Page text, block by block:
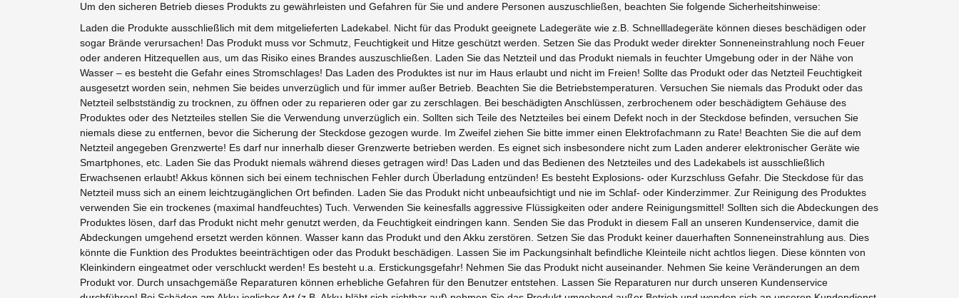
Um den sicheren Betrieb dieses Produkts zu gewährleisten und Gefahren für Sie und andere Personen auszuschließen, beachten Sie folgende Sicherheitshinweise:
Laden die Produkte ausschließlich mit dem mitgelieferten Ladekabel. Nicht für das Produkt geeignete Ladegeräte wie z.B. Schnellladegeräte können dieses beschädigen oder
sogar Brände verursachen! Das Produkt muss vor Schmutz, Feuchtigkeit und Hitze geschützt werden. Setzen Sie das Produkt weder direkter Sonneneinstrahlung noch Feuer
oder anderen Hitzequellen aus, um das Risiko eines Brandes auszuschließen. Laden Sie das Netzteil und das Produkt niemals in feuchter Umgebung oder in der Nähe von
Wasser – es besteht die Gefahr eines Stromschlages! Das Laden des Produktes ist nur im Haus erlaubt und nicht im Freien! Sollte das Produkt oder das Netzteil Feuchtigkeit
ausgesetzt worden sein, nehmen Sie beides unverzüglich und für immer außer Betrieb. Beachten Sie die Betriebstemperaturen. Versuchen Sie niemals das Produkt oder das
Netzteil selbstständig zu trocknen, zu öffnen oder zu reparieren oder gar zu zerschlagen. Bei beschädigten Anschlüssen, zerbrochenem oder beschädigtem Gehäuse des
Produktes oder des Netzteiles stellen Sie die Verwendung unverzüglich ein. Sollten sich Teile des Netzteiles bei einem Defekt noch in der Steckdose befinden, versuchen Sie
niemals diese zu entfernen, bevor die Sicherung der Steckdose gezogen wurde. Im Zweifel ziehen Sie bitte immer einen Elektrofachmann zu Rate! Beachten Sie die auf dem
Netzteil angegeben Grenzwerte! Es darf nur innerhalb dieser Grenzwerte betrieben werden. Es eignet sich insbesondere nicht zum Laden anderer elektronischer Geräte wie
Smartphones, etc. Laden Sie das Produkt niemals während dieses getragen wird! Das Laden und das Bedienen des Netzteiles und des Ladekabels ist ausschließlich
Erwachsenen erlaubt! Akkus können sich bei einem technischen Fehler durch Überladung entzünden! Es besteht Explosions- oder Kurzschluss Gefahr. Die Steckdose für das
Netzteil muss sich an einem leichtzugänglichen Ort befinden. Laden Sie das Produkt nicht unbeaufsichtigt und nie im Schlaf- oder Kinderzimmer. Zur Reinigung des Produktes
verwenden Sie ein trockenes (maximal handfeuchtes) Tuch. Verwenden Sie keinesfalls aggressive Flüssigkeiten oder andere Reinigungsmittel! Sollten sich die Abdeckungen des
Produktes lösen, darf das Produkt nicht mehr genutzt werden, da Feuchtigkeit eindringen kann. Senden Sie das Produkt in diesem Fall an unseren Kundenservice, damit die
Abdeckungen umgehend ersetzt werden können. Wasser kann das Produkt und den Akku zerstören. Setzen Sie das Produkt keiner dauerhaften Sonneneinstrahlung aus. Dies
könnte die Funktion des Produktes beeinträchtigen oder das Produkt beschädigen. Lassen Sie im Packungsinhalt befindliche Kleinteile nicht achtlos liegen. Diese könnten von
Kleinkindern eingeatmet oder verschluckt werden! Es besteht u.a. Erstickungsgefahr! Nehmen Sie das Produkt nicht auseinander. Nehmen Sie keine Veränderungen an dem
Produkt vor. Durch unsachgemäße Reparaturen können erhebliche Gefahren für den Benutzer entstehen. Lassen Sie Reparaturen nur durch unseren Kundenservice